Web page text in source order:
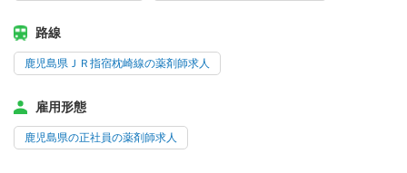
路線
鹿児島県ＪＲ指宿枕崎線の薬剤師求人
雇用形態
鹿児島県の正社員の薬剤師求人